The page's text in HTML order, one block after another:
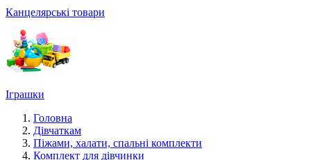
Канцелярські товари
Іграшки
Головна
Дівчаткам
Піжами, халати, спальні комплекти
Комплект для дівчинки